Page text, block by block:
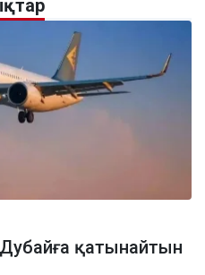
Дубайға қатынайтын